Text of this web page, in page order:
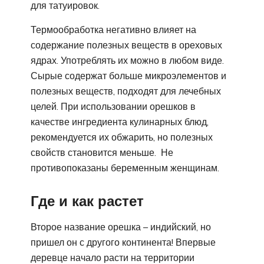
для татуировок.
Термообработка негативно влияет на
содержание полезных веществ в ореховых
ядрах. Употреблять их можно в любом виде.
Сырые содержат больше микроэлементов и
полезных веществ, подходят для лечебных
целей. При использовании орешков в
качестве ингредиента кулинарных блюд,
рекомендуется их обжарить, но полезных
свойств становится меньше. Не
противопоказаны беременным женщинам.
Где и как растет
Второе название орешка – индийский, но
пришел он с другого континента! Впервые
деревце начало расти на территории